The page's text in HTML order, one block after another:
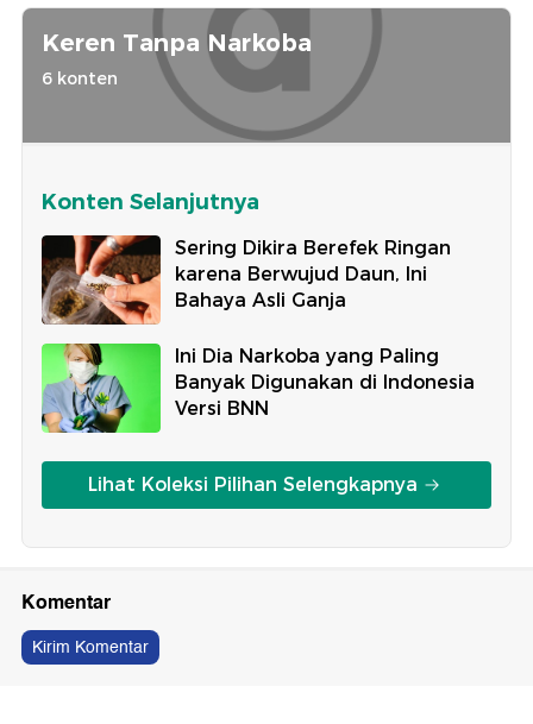
Keren Tanpa Narkoba
6 konten
Konten Selanjutnya
Sering Dikira Berefek Ringan
karena Berwujud Daun, Ini
Bahaya Asli Ganja
Ini Dia Narkoba yang Paling
Banyak Digunakan di Indonesia
Versi BNN
Lihat Koleksi Pilihan Selengkapnya
Komentar
Kirim Komentar